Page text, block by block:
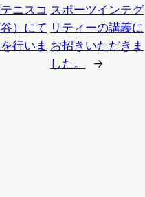
ニスコ
）にて
行いま
スポーツインテグ
リティーの講義に
お招きいただきま
した。
→